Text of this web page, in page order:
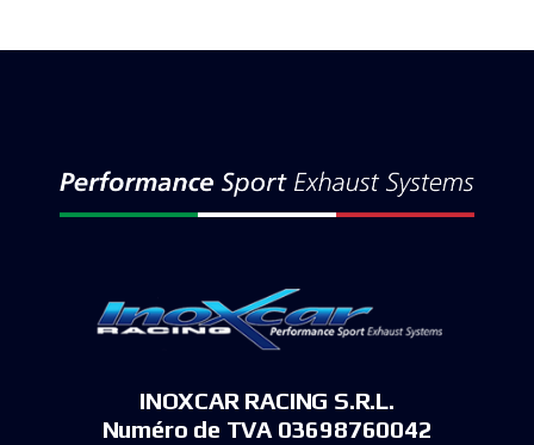
INOXCAR RACING S.R.L.
Numéro de TVA 03698760042